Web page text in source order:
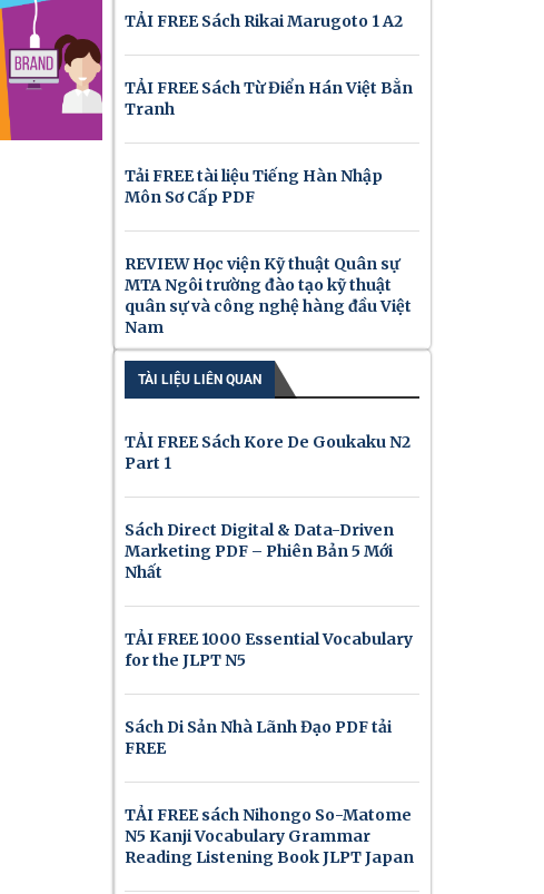
TẢI FREE Sách Rikai Marugoto 1 A2
TẢI FREE Sách Từ Điển Hán Việt Bằn
Tranh
Tải FREE tài liệu Tiếng Hàn Nhập
Môn Sơ Cấp PDF
REVIEW Học viện Kỹ thuật Quân sự
MTA Ngôi trường đào tạo kỹ thuật
quân sự và công nghệ hàng đầu Việt
Nam
TÀI LIỆU LIÊN QUAN
TẢI FREE Sách Kore De Goukaku N2
Part 1
Sách Direct Digital & Data-Driven
Marketing PDF – Phiên Bản 5 Mới
Nhất
TẢI FREE 1000 Essential Vocabulary
for the JLPT N5
Sách Di Sản Nhà Lãnh Đạo PDF tải
FREE
TẢI FREE sách Nihongo So-Matome
N5 Kanji Vocabulary Grammar
Reading Listening Book JLPT Japan